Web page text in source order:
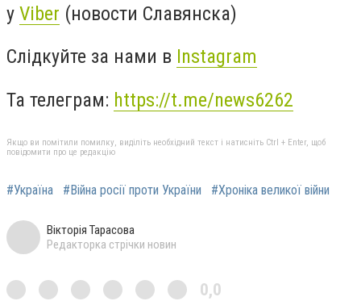
у Viber (новости Славянска)
Слідкуйте за нами в Instagram
Та телеграм: https://t.me/news6262
Якщо ви помітили помилку, виділіть необхідний текст і натисніть Ctrl + Enter, щоб
повідомити про це редакцію
#Україна #Війна росії проти України #Хроніка великої війни
Вікторія Тарасова
Редакторка стрічки новин
0,0